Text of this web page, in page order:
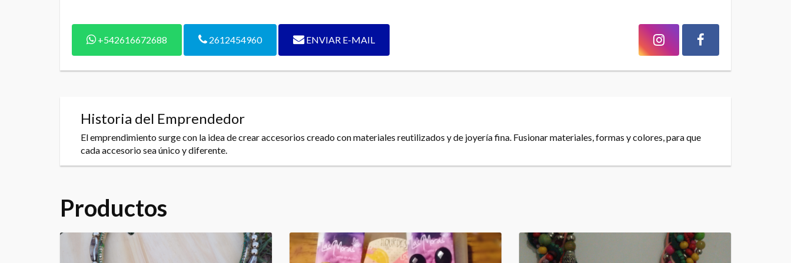
+542616672688 2612454960 ENVIAR E-MAIL
Historia del Emprendedor
El emprendimiento surge con la idea de crear accesorios creado con materiales reutilizados y de joyería fina. Fusionar materiales, formas y colores, para que
cada accesorio sea único y diferente.
Productos